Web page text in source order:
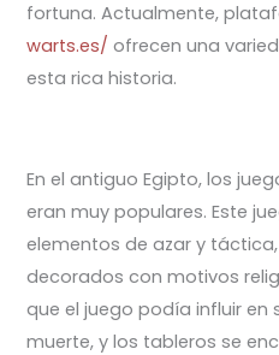
fortuna. Actualmente,
warts.es/ ofrecen una
esta rica historia.
En el antiguo Egipto, los
eran muy populares. Este
elementos de azar y
decorados con motivos
que el juego podía influir en
muerte, y los tableros se